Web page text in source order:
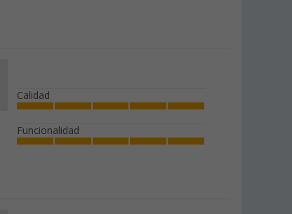
Calidad
Funcionalidad